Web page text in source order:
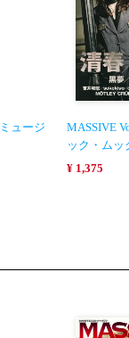
ュージ
MASSIVE
ック・ムッ
¥ 1,375